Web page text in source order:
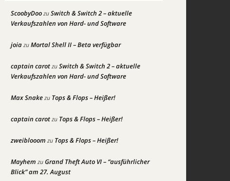
ScoobyDoozuSwitch & Switch 2 – aktuelle
Verkaufszahlen von Hard- und Software
joiazuMortal Shell II – Beta verfügbar
captain carotzuSwitch & Switch 2 – aktuelle
Verkaufszahlen von Hard- und Software
Max Snakezu Tops & Flops – Heißer!
captain carotzu Tops & Flops – Heißer!
zweiblooom zu Tops & Flops – Heißer!
Mayhem zuGrand Theft Auto VI – “ausführlicher
Blick” am 27. August